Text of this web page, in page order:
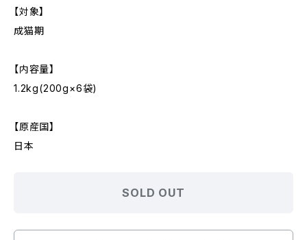
【対象】
成猫期
【内容量】
1.2kg(200g×6袋)
【原産国】
日本
SOLD OUT